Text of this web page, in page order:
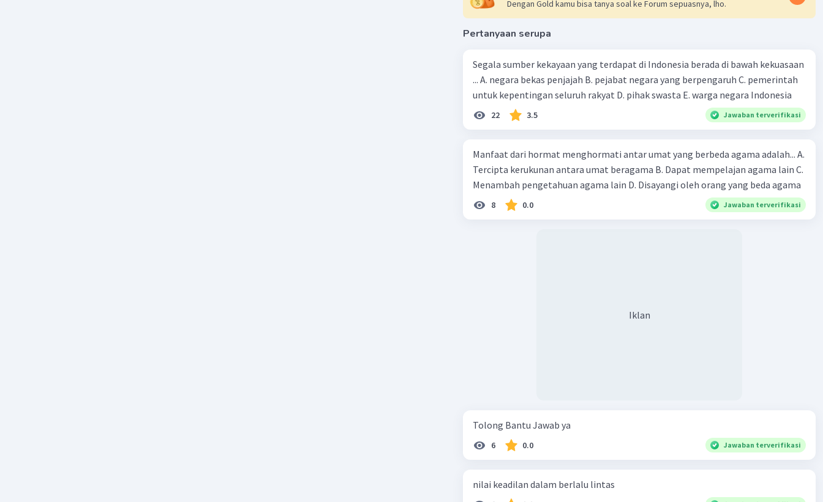
rakyat. Dengan membuka jalan menuju negara demokratis, gerakan
mana kekuasaan politik berasal dari dan dijalankan oleh rakyat.
Beri Rating 0.0( Balas
Dengan Gold kamu bisa tanya soal ke Forum sepuasnya, lho.
Pertanyaan serupa
Segala sumber kekayaan yang terdapat di Indonesia berada di bawah kekuasaan
... A. negara bekas penjajah B. pejabat negara yang berpengaruh C. pemerintah
untuk kepentingan seluruh rakyat D. pihak swasta E. warga negara Indonesia
22 3.5 Jawaban terverifikasi
Manfaat dari hormat menghormati antar umat yang berbeda agama adalah... A.
Tercipta kerukunan antara umat beragama B. Dapat mempelajan agama lain C.
Menambah pengetahuan agama lain D. Disayangi oleh orang yang beda agama
8 0.0 Jawaban terverifikasi
Iklan
Tolong Bantu Jawab ya
6 0.0 Jawaban terverifikasi
nilai keadilan dalam berlalu lintas